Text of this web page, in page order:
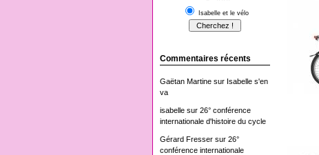
Isabelle et le vélo
Commentaires récents
Gaëtan Martine sur Isabelle s'en
va
isabelle sur 26° conférence
internationale d'histoire du cycle
Gérard Fresser sur 26°
conférence internationale